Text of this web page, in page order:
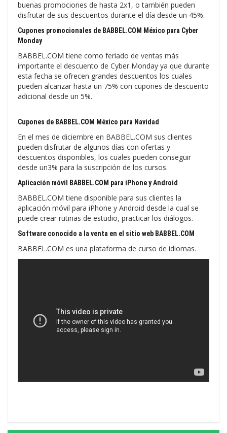
buenas promociones de hasta 2x1, o también pueden
disfrutar de sus descuentos durante el día desde un 45%.
Cupones promocionales de BABBEL.COM México para Cyber
Monday
BABBEL.COM tiene como feriado de ventas más
importante el descuento de Cyber Monday ya que durante
esta fecha se ofrecen grandes descuentos los cuales
pueden alcanzar hasta un 75% con cupones de descuento
adicional desde un 5%.
Cupones de BABBEL.COM México para Navidad
En el mes de diciembre en BABBEL.COM sus clientes
pueden disfrutar de algunos días con ofertas y
descuentos disponibles, los cuales pueden conseguir
desde un3% para la suscripción de los cursos.
Aplicación móvil BABBEL.COM para iPhone y Android
BABBEL.COM tiene disponible para sus clientes la
aplicación móvil para iPhone y Android desde la cual se
puede crear rutinas de estudio, practicar los diálogos.
Software conocido a la venta en el sitio web BABBEL.COM
BABBEL.COM es una plataforma de curso de idiomas.